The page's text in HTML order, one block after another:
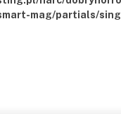
mag/partials/